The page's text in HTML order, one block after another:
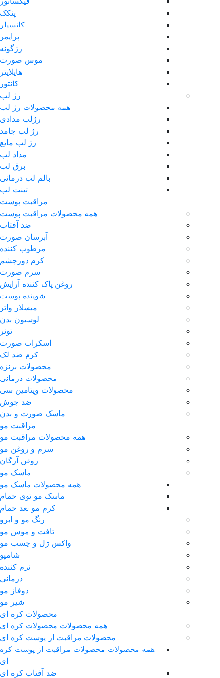
پنکک
کانسیلر
پرایمر
رژگونه
موس صورت
هایلایتر
کانتور
رژ لب
همه محصولات رژ لب
رژلب مدادی
رژ لب جامد
رژ لب مایع
مداد لب
برق لب
بالم لب درمانی
تینت لب
مراقبت پوست
همه محصولات مراقبت پوست
ضد آفتاب
آبرسان صورت
مرطوب کننده
کرم دورچشم
سرم صورت
روغن پاک کننده آرایش
شوینده پوست
میسلار واتر
لوسیون بدن
تونر
اسکراب صورت
کرم ضد لک
محصولات برنزه
محصولات درمانی
محصولات ویتامین سی
ضد جوش
ماسک صورت و بدن
مراقبت مو
همه محصولات مراقبت مو
سرم و روغن مو
روغن آرگان
ماسک مو
همه محصولات ماسک مو
ماسک مو توی حمام
کرم مو بعد حمام
رنگ مو و ابرو
تافت و موس مو
واکس ژل و چسب مو
شامپو
نرم کننده
درمانی
دوفاز مو
شیر مو
محصولات کره ای
همه محصولات محصولات کره ای
محصولات مراقبت از پوست کره ای
همه محصولات محصولات مراقبت از پوست کره
ای
ضد آفتاب کره ای